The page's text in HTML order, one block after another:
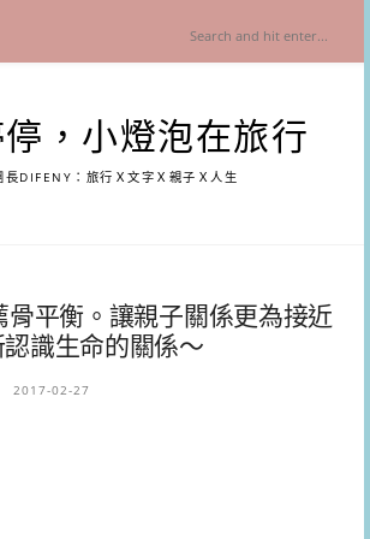
，小燈泡在旅行
長DIFENY：旅行Ｘ文字Ｘ親子Ｘ人生
骨平衡。讓親子關係更為接近
識生命的關係～
2017-02-27